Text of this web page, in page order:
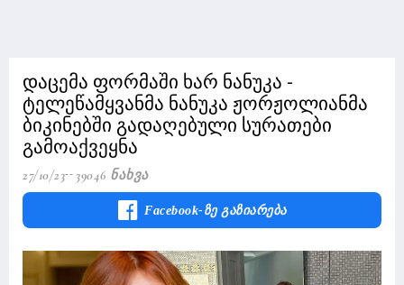
დაცემა ფორმაში ხარ ნანუკა -
ტელეწამყვანმა ნანუკა ჟორჟოლიანმა
ბიკინებში გადაღებული სურათები
გამოაქვეყნა
27/10/23 39046 Ნახვა
Facebook-Ზე Გაზიარება